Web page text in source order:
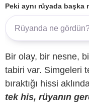
Peki aynı rüyada başka
Bir olay, bir nesne,
tabiri var. Simgeleri
bıraktığı hissi
tek his, rüyanın